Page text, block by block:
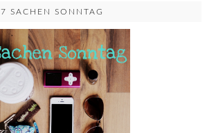
7 SACHEN SONNTAG